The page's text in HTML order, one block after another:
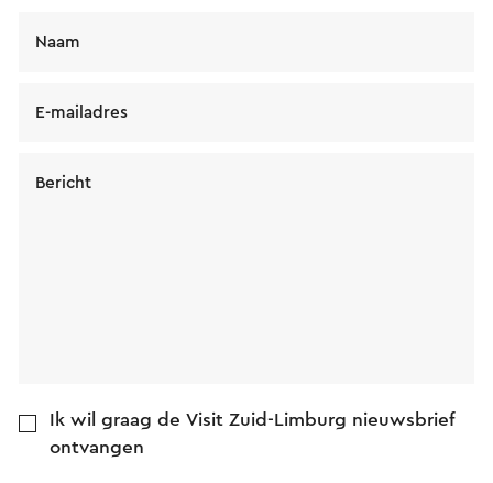
Naam
E-mailadres
Bericht
Ik wil graag de Visit Zuid-Limburg nieuwsbrief
ontvangen